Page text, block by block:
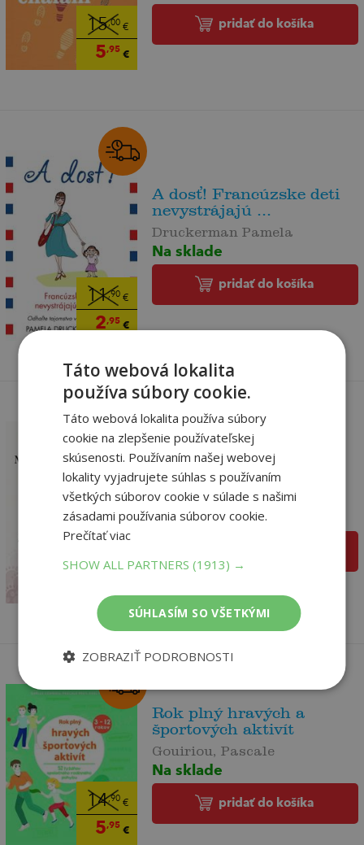
15,00€
5,95€
pridať do košíka
11,90€
2,95€
A dosť! Francúzske deti
nevystrájajú ...
Druckerman Pamela
Na sklade
pridať do košíka
10 €
Čaro rodičovstva 2: Čas
zázrakov
Montgomeryová Hedvig
Na sklade
14,90€
5,95€
Rok plný hravých a
športových aktivít
Gouiriou, Pascale
Na sklade
pridať do košíka
Táto webová lokalita
používa súbory cookie.
Táto webová lokalita používa súbory
cookie na zlepšenie používateľskej
skúsenosti. Používaním našej webovej
lokality vyjadrujete súhlas s používaním
všetkých súborov cookie v súlade s našimi
zásadami používania súborov cookie.
Prečítať viac
SHOW ALL PARTNERS(1913) →
SÚHLASÍM SO VŠETKÝMI
ZOBRAZIŤ PODROBNOSTI